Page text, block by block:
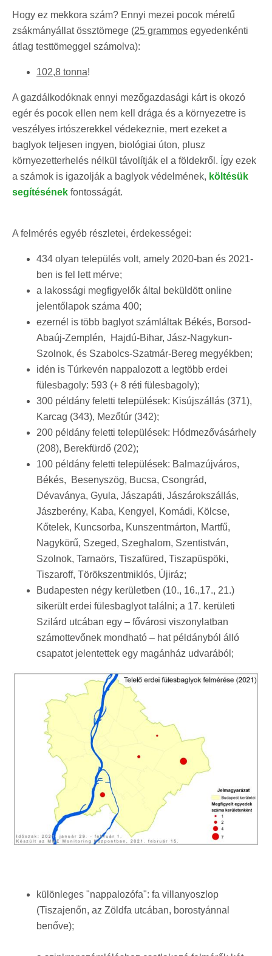
Hogy ez mekkora szám? Ennyi mezei pocok méretű
zsákmányállat össztömege (25 grammos egyedenkénti
átlag testtömeggel számolva):
102,8 tonna!
A gazdálkodóknak ennyi mezőgazdasági kárt is okozó
egér és pocok ellen nem kell drága és a környezetre is
veszélyes irtószerekkel védekeznie, mert ezeket a
baglyok teljesen ingyen, biológiai úton, plusz
környezetterhelés nélkül távolítják el a földekről. Így ezek
a számok is igazolják a baglyok védelmének, költésük
segítésének fontosságát.
A felmérés egyéb részletei, érdekességei:
434 olyan település volt, amely 2020-ban és 2021-
ben is fel lett mérve;
a lakossági megfigyelők által beküldött online
jelentőlapok száma 400;
ezernél is több baglyot számláltak Békés, Borsod-
Abaúj-Zemplén, Hajdú-Bihar, Jász-Nagykun-
Szolnok, és Szabolcs-Szatmár-Bereg megyékben;
idén is Túrkevén nappalozott a legtöbb erdei
fülesbagoly: 593 (+ 8 réti fülesbagoly);
300 példány feletti települések: Kisújszállás (371),
Karcag (343), Mezőtúr (342);
200 példány feletti települések: Hódmezővásárhely
(208), Berekfürdő (202);
100 példány feletti települések: Balmazújváros,
Békés, Besenyszög, Bucsa, Csongrád,
Dévaványa, Gyula, Jászapáti, Jászárokszállás,
Jászberény, Kaba, Kengyel, Komádi, Kölcse,
Kőtelek, Kuncsorba, Kunszentmárton, Martfű,
Nagykörű, Szeged, Szeghalom, Szentistván,
Szolnok, Tarnaörs, Tiszafüred, Tiszapüspöki,
Tiszaroff, Törökszentmiklós, Újiráz;
Budapesten négy kerületben (10., 16.,17., 21.)
sikerült erdei fülesbaglyot találni; a 17. kerületi
Szilárd utcában egy – fővárosi viszonylatban
számottevőnek mondható – hat példányból álló
csapatot jelentettek egy magánház udvarából;
különleges "nappalozófa": fa villanyoszlop
(Tiszajenőn, az Zöldfa utcában, borostyánnal
benőve);